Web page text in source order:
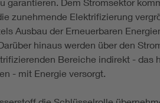
zunehmende Elektrifizierung
Ausbau der Erneuerbaren
hinaus werden über den
Bereiche indirekt - das
- mit Energie versorgt.